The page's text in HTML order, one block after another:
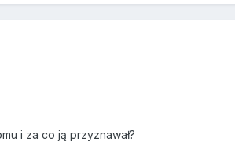
i za co ją przyznawał?